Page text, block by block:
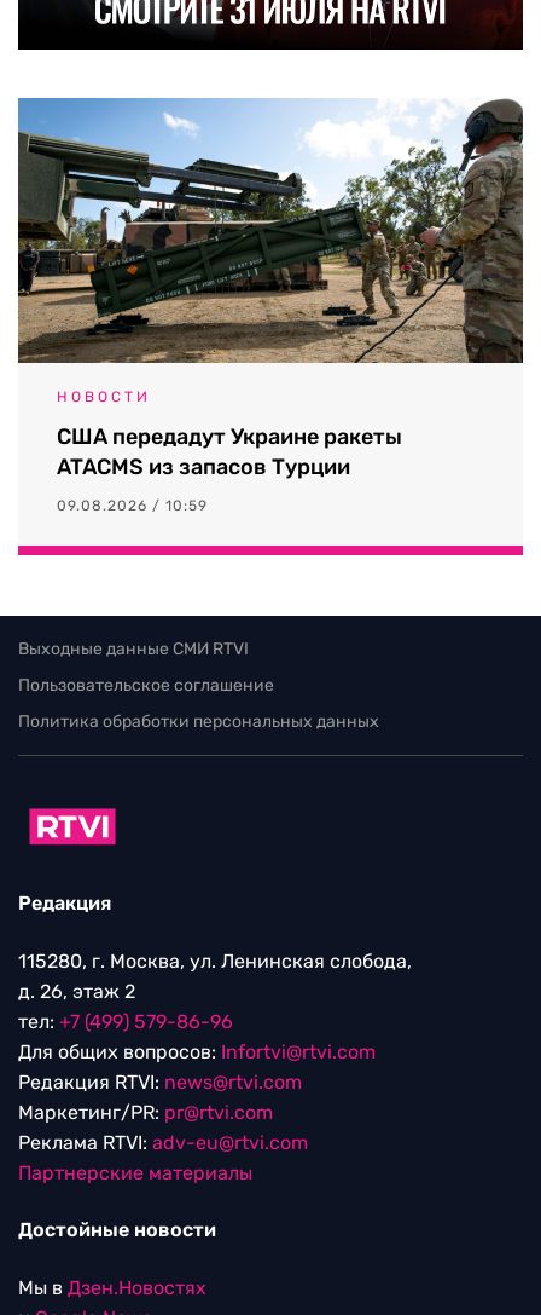
НОВОСТИ
США передадут Украине ракеты
ATACMS из запасов Турции
09.08.2026 / 10:59
Выходные данные СМИ RTVI
Пользовательское соглашение
Политика обработки персональных данных
Редакция
115280, г. Москва, ул. Ленинская слобода,
д. 26, этаж 2
тел: +7 (499) 579-86-96
Для общих вопросов: Infortvi@rtvi.com
Редакция RTVI: news@rtvi.com
Маркетинг/PR: pr@rtvi.com
Реклама RTVI: adv-eu@rtvi.com
Партнерские материалы
Достойные новости
Мы в Дзен.Новостях